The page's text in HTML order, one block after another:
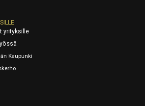
yrityksille
Kaupunki